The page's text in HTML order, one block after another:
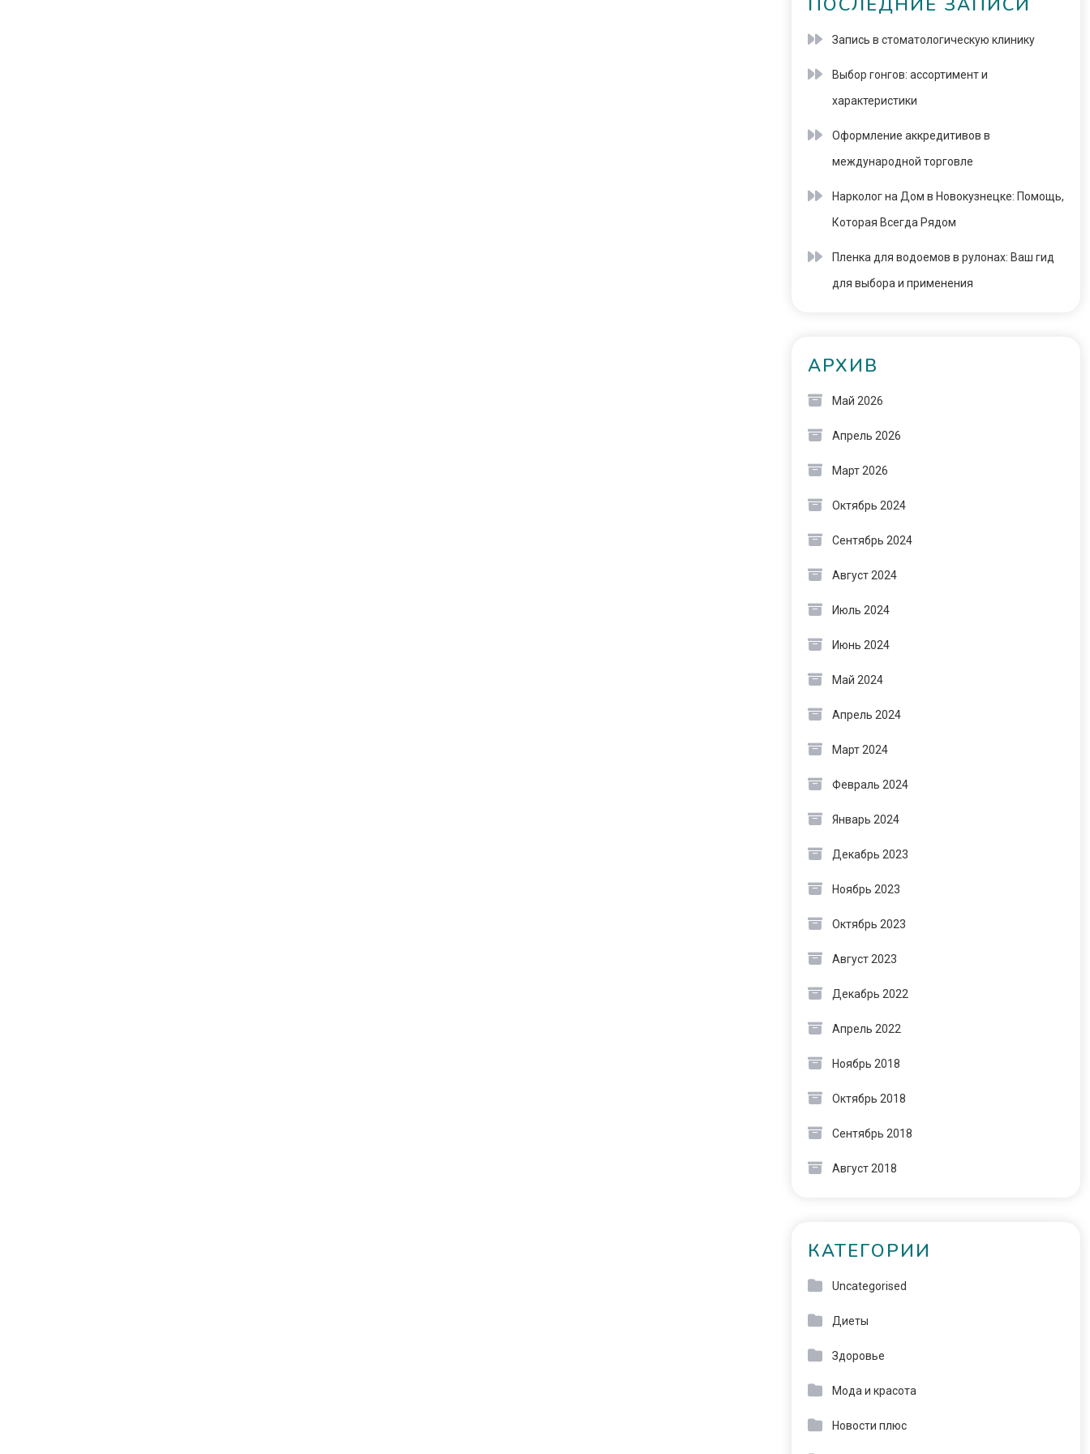
ПОСЛЕДНИЕ ЗАПИСИ
Запись в стоматологическую клинику
Выбор гонгов: ассортимент и
характеристики
Оформление аккредитивов в
международной торговле
Нарколог на Дом в Новокузнецке: Помощь,
Которая Всегда Рядом
Пленка для водоемов в рулонах: Ваш гид
для выбора и применения
АРХИВ
Май 2026
Апрель 2026
Март 2026
Октябрь 2024
Сентябрь 2024
Август 2024
Июль 2024
Июнь 2024
Май 2024
Апрель 2024
Март 2024
Февраль 2024
Январь 2024
Декабрь 2023
Ноябрь 2023
Октябрь 2023
Август 2023
Декабрь 2022
Апрель 2022
Ноябрь 2018
Октябрь 2018
Сентябрь 2018
Август 2018
КАТЕГОРИИ
Uncategorised
Диеты
Здоровье
Мода и красота
Новости плюс